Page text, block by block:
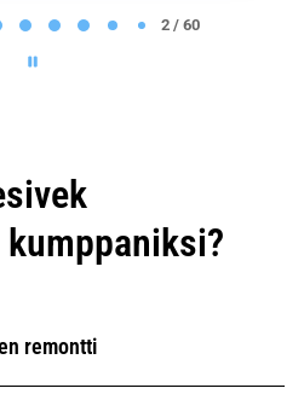
2 / 60
remontti